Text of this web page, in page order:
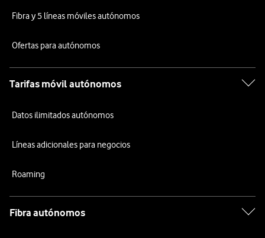
Fibra y 5 líneas móviles autónomos
Ofertas para autónomos
Tarifas móvil autónomos
Datos ilimitados autónomos
Líneas adicionales para negocios
Roaming
Fibra autónomos